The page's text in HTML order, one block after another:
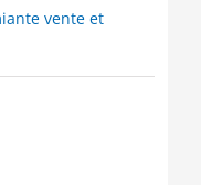
vente et